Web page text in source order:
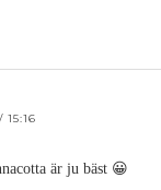
15:16
är ju bäst 😀